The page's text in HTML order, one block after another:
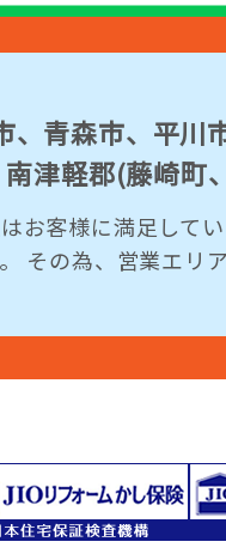
、青森市、平川
津軽郡(藤崎町
お客様に満足して
その為、営業エリ